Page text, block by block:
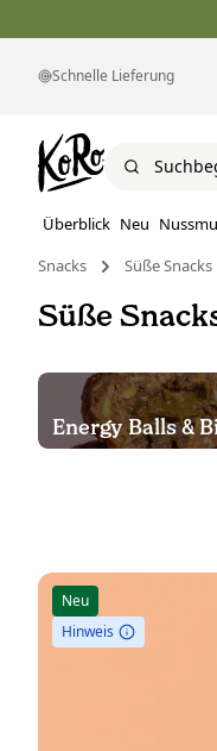
Schnelle Lieferung
Überblick Neu
Snacks
Süße Snacks
Süße
Energy Balls &
Neu
Hinweis